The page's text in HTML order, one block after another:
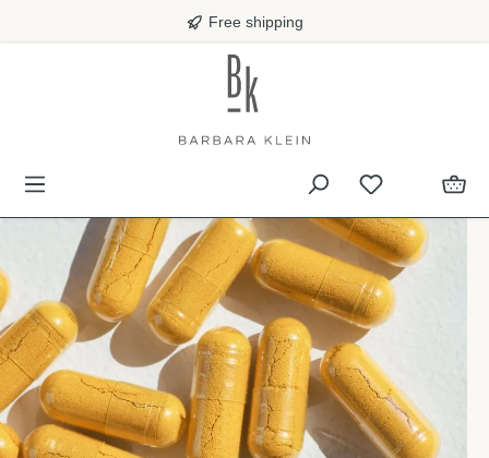
Free shipping